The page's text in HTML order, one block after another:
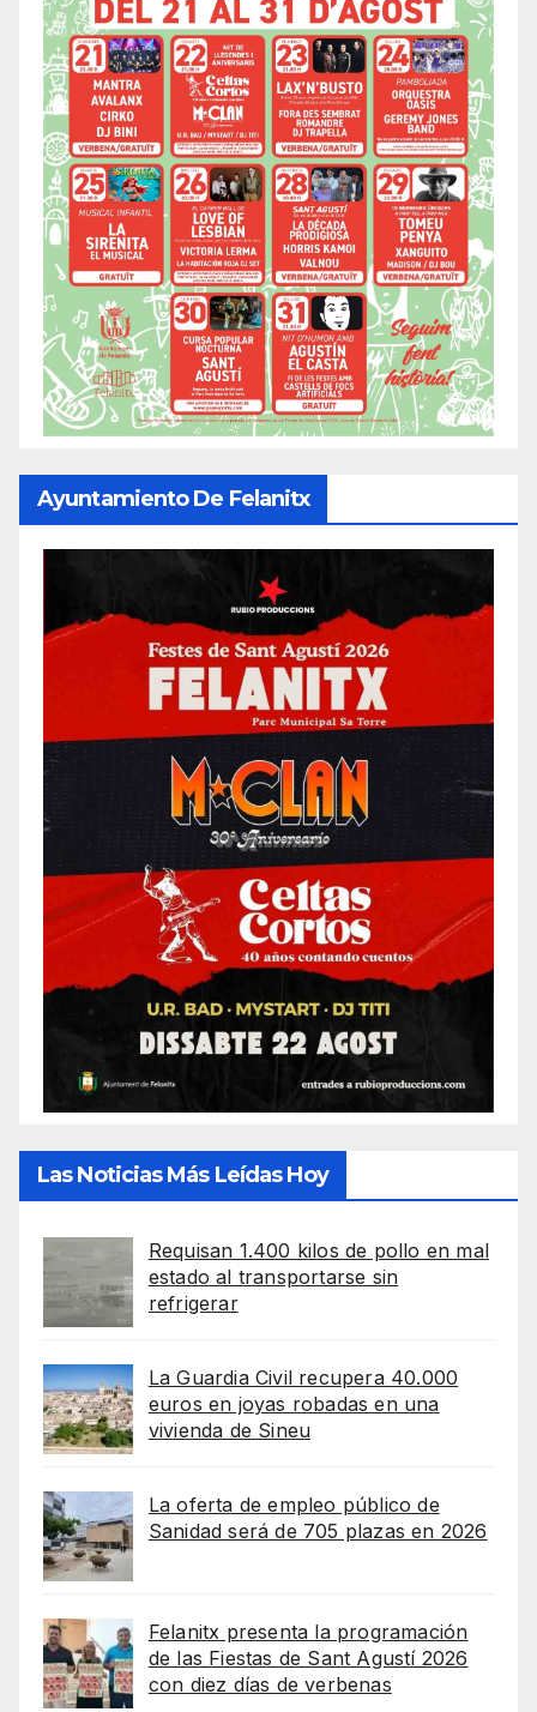
Ayuntamiento De Felanitx
Las Noticias Más Leídas Hoy
Requisan 1.400 kilos de pollo en mal
estado al transportarse sin
refrigerar
La Guardia Civil recupera 40.000
euros en joyas robadas en una
vivienda de Sineu
La oferta de empleo público de
Sanidad será de 705 plazas en 2026
Felanitx presenta la programación
de las Fiestas de Sant Agustí 2026
con diez días de verbenas